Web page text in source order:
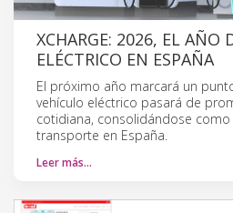
XCHARGE: 2026, EL AÑO
ELÉCTRICO EN ESPAÑA
El próximo año marcará un
vehículo eléctrico pasará de
cotidiana, consolidándose
transporte en España.
Leer más…